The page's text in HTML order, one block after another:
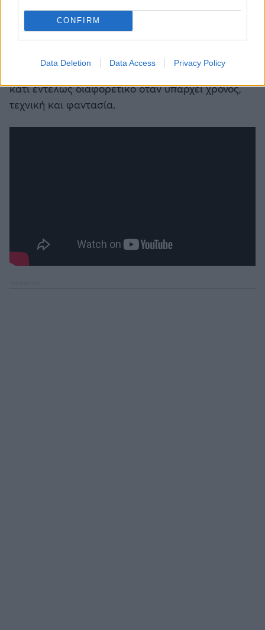
CONFIRM
Data Deletion Data Access Privacy Policy
ανεβαίνει μέσα και η οικογένειά του. Το
αυτοσχέδιο σκάφος μεταφέρει κανονικά τρία
άτομα και κινείται χωρίς πρόβλημα στη λίμνη,
αποδεικνύοντας ότι ακόμη και οκτώ παλιά
πλαστικά βαρέλια μπορούν να μετατραπούν σε
κάτι εντελώς διαφορετικό όταν υπάρχει χρόνος,
τεχνική και φαντασία.